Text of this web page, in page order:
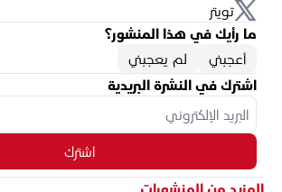
تويتر
ما رأيك في هذا المنشور؟
أعجبني
لم يعجبني
اشترك في النشرة البريدية
اشترك